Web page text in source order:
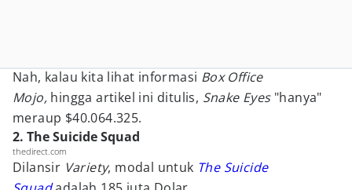
Nah, kalau kita lihat informasi Box Office
Mojo, hingga artikel ini ditulis, Snake Eyes "hanya"
meraup $40.064.325.
2. The Suicide Squad
thedirect.com
Dilansir Variety, modal untuk The Suicide